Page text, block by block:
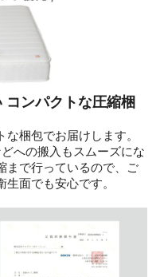
ンパクトな圧縮梱
梱包でお届けします。
への搬入もスムーズにな
まで行っているので、ご
面でも安心です。